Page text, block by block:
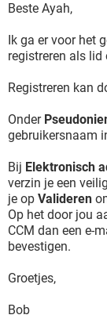
Beste Ayah,
Ik ga er voor het
registreren als lid
Registreren kan
Onder
gebruikersnaam
Bij Elektronisch
verzin je een
je op Valideren
Op het door jou
CCM dan een e-
bevestigen.
Groetjes,
Bob